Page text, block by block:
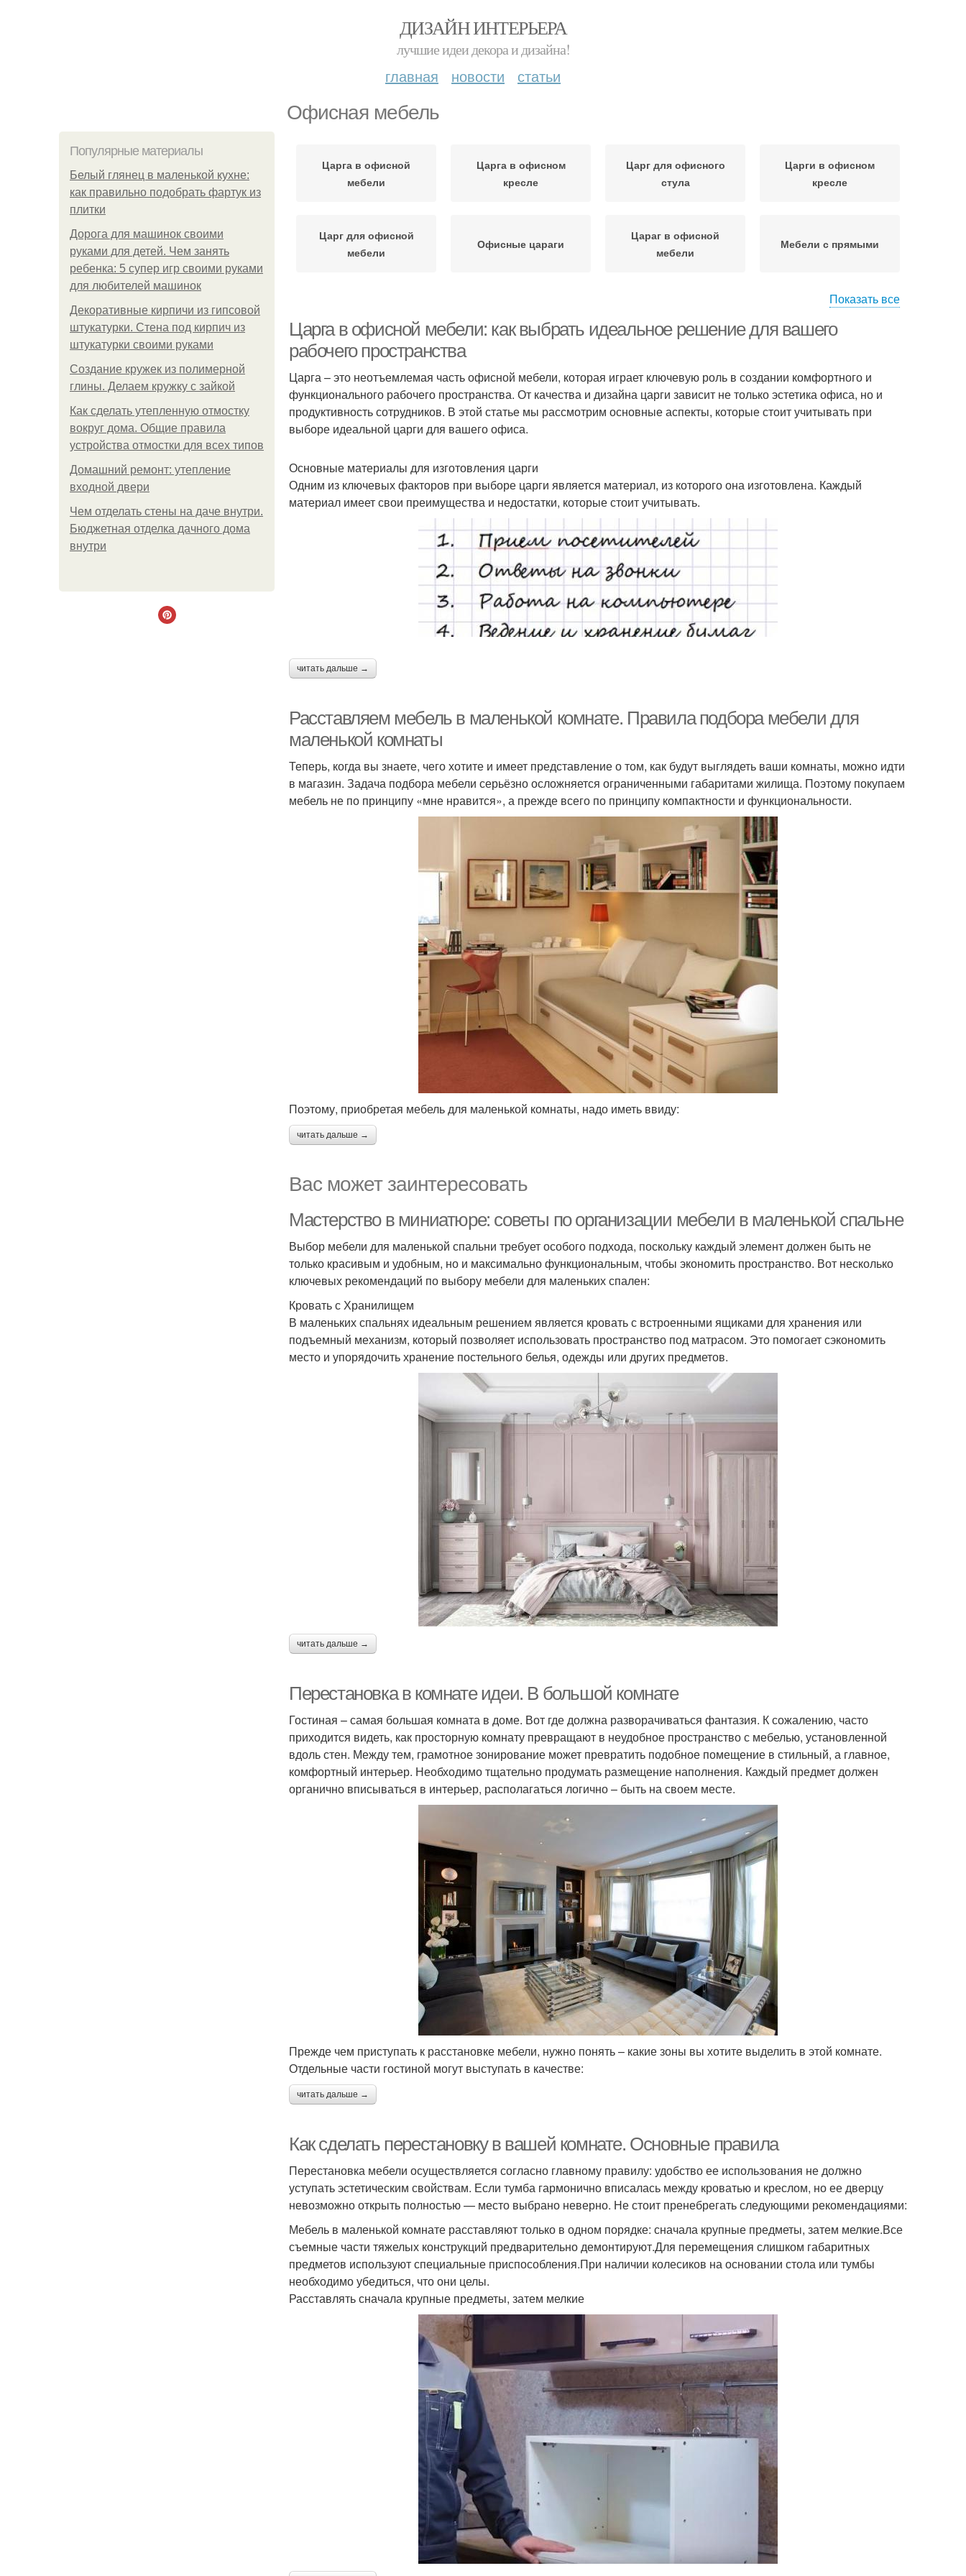
ДИЗАЙН ИНТЕРЬЕРА
лучшие идеи декора и дизайна!
главная новости статьи
Офисная мебель
Популярные материалы
Белый глянец в маленькой кухне:
как правильно подобрать фартук из
плитки
Дорога для машинок своими
руками для детей. Чем занять
ребенка: 5 супер игр своими руками
для любителей машинок
Декоративные кирпичи из гипсовой
штукатурки. Стена под кирпич из
штукатурки своими руками
Создание кружек из полимерной
глины. Делаем кружку с зайкой
Как сделать утепленную отмостку
вокруг дома. Общие правила
устройства отмостки для всех типов
Домашний ремонт: утепление
входной двери
Чем отделать стены на даче внутри.
Бюджетная отделка дачного дома
внутри
Царга в офисной
мебели
Царга в офисном
кресле
Царг для офисного
стула
Царги в офисном
кресле
Царг для офисной
мебели
Офисные цараги
Цараг в офисной
мебели
Мебели с прямыми
Показать все
Царга в офисной мебели: как выбрать идеальное решение для вашего
рабочего пространства
Царга – это неотъемлемая часть офисной мебели, которая играет ключевую роль в создании комфортного и
функционального рабочего пространства. От качества и дизайна царги зависит не только эстетика офиса, но и
продуктивность сотрудников. В этой статье мы рассмотрим основные аспекты, которые стоит учитывать при
выборе идеальной царги для вашего офиса.
Основные материалы для изготовления царги
Одним из ключевых факторов при выборе царги является материал, из которого она изготовлена. Каждый
материал имеет свои преимущества и недостатки, которые стоит учитывать.
читать дальше →
Расставляем мебель в маленькой комнате. Правила подбора мебели для
маленькой комнаты
Теперь, когда вы знаете, чего хотите и имеет представление о том, как будут выглядеть ваши комнаты, можно идти
в магазин. Задача подбора мебели серьёзно осложняется ограниченными габаритами жилища. Поэтому покупаем
мебель не по принципу «мне нравится», а прежде всего по принципу компактности и функциональности.
Поэтому, приобретая мебель для маленькой комнаты, надо иметь ввиду:
читать дальше →
Вас может заинтересовать
Мастерство в миниатюре: советы по организации мебели в маленькой спальне
Выбор мебели для маленькой спальни требует особого подхода, поскольку каждый элемент должен быть не
только красивым и удобным, но и максимально функциональным, чтобы экономить пространство. Вот несколько
ключевых рекомендаций по выбору мебели для маленьких спален:
Кровать с Хранилищем
В маленьких спальнях идеальным решением является кровать с встроенными ящиками для хранения или
подъемный механизм, который позволяет использовать пространство под матрасом. Это помогает сэкономить
место и упорядочить хранение постельного белья, одежды или других предметов.
читать дальше →
Перестановка в комнате идеи. В большой комнате
Гостиная – самая большая комната в доме. Вот где должна разворачиваться фантазия. К сожалению, часто
приходится видеть, как просторную комнату превращают в неудобное пространство с мебелью, установленной
вдоль стен. Между тем, грамотное зонирование может превратить подобное помещение в стильный, а главное,
комфортный интерьер. Необходимо тщательно продумать размещение наполнения. Каждый предмет должен
органично вписываться в интерьер, располагаться логично – быть на своем месте.
Прежде чем приступать к расстановке мебели, нужно понять – какие зоны вы хотите выделить в этой комнате.
Отдельные части гостиной могут выступать в качестве:
читать дальше →
Как сделать перестановку в вашей комнате. Основные правила
Перестановка мебели осуществляется согласно главному правилу: удобство ее использования не должно
уступать эстетическим свойствам. Если тумба гармонично вписалась между кроватью и креслом, но ее дверцу
невозможно открыть полностью — место выбрано неверно. Не стоит пренебрегать следующими рекомендациями:
Мебель в маленькой комнате расставляют только в одном порядке: сначала крупные предметы, затем мелкие.Все
съемные части тяжелых конструкций предварительно демонтируют.Для перемещения слишком габаритных
предметов используют специальные приспособления.При наличии колесиков на основании стола или тумбы
необходимо убедиться, что они целы.
Расставлять сначала крупные предметы, затем мелкие